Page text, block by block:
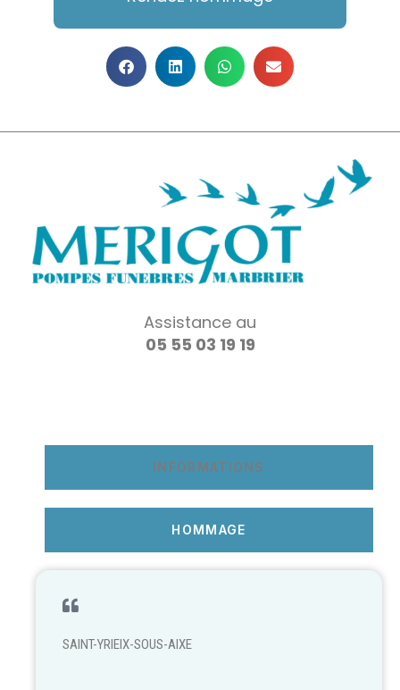
Assistance au
05 55 03 19 19
INFORMATIONS
HOMMAGE
SAINT-YRIEIX-SOUS-AIXE